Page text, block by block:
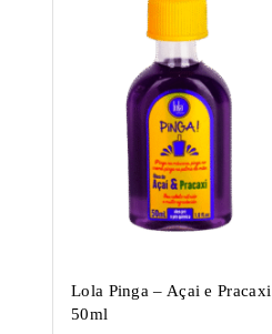
Lola Pinga – Açai e Pracaxi
50ml